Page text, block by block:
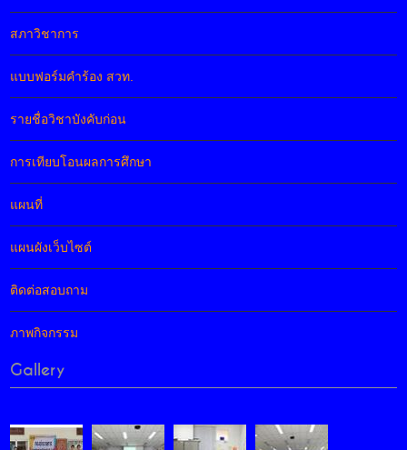
สภาวิชาการ
แบบฟอร์มคำร้อง สวท.
รายชื่อวิชาบังคับก่อน
การเทียบโอนผลการศึกษา
แผนที่
แผนผังเว็บไซต์
ติดต่อสอบถาม
ภาพกิจกรรม
Gallery